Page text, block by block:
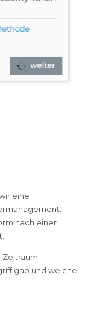
eine
nach einer
Zeitraum
gab und welche